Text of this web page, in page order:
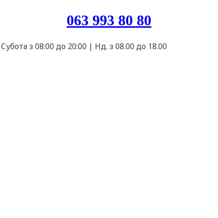
063 993 80 80
з 08:00 до 20:00 | Нд. з 08.00 до 18.00